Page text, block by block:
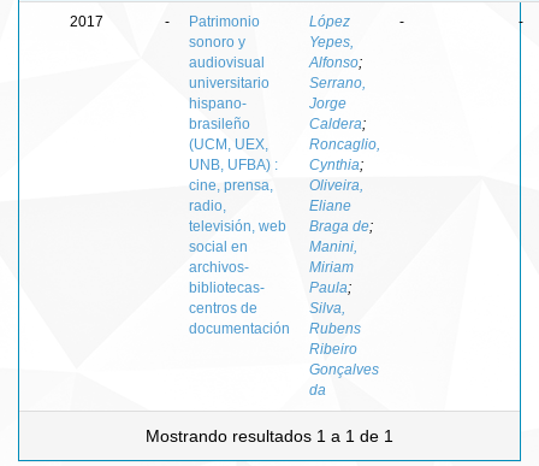
2017 -
Patrimonio
sonoro y
audiovisual
universitario
hispano-
brasileño
(UCM, UEX,
UNB, UFBA) :
cine, prensa,
radio,
televisión, web
social en
archivos-
bibliotecas-
centros de
documentación
López
Yepes,
Alfonso;
Serrano,
Jorge
Caldera;
Roncaglio,
Cynthia;
Oliveira,
Eliane
Braga de;
Manini,
Miriam
Paula;
Silva,
Rubens
Ribeiro
Gonçalves
da
- -
Mostrando resultados 1 a 1 de 1